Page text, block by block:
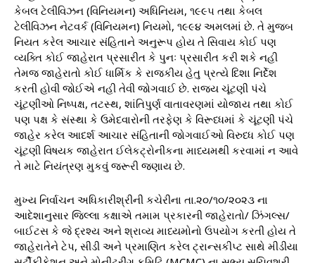
કેબલ ટેલીવિઝન (વિનિયમન) અધિનિયમ, ૧૯૯૫ તથા કેબલ
ટેલીવિઝન નેટવર્ક (વિનિયમન) નિયમો, ૧૯૯૪ અમલમાં છે. તે મુજબ
નિયત કરેલ આચાર સંહિતાને અનુરૂપ હોય તે સિવાય કોઈ પણ
વ્યક્તિ કોઈ જાહેરાત પ્રસારીત કે પુનઃ પ્રસારીત કરી શકે નહી
તેમજ જાહેરાતો કોઈ ધાર્મિક કે રાજકીય હેતુ પ્રત્યે દિશા નિર્દેશ
કરતી હોવી જોઈએ નહી તેવી જોગવાઈ છે. રાજય ચૂંટણી પંચે
ચૂંટણીઓ નિષ્પક્ષ, તટસ્થ, શાંતિપુર્ણ વાતાવરણમાં યોજાય તથા કોઈ
પણ પક્ષ કે સંસ્થા કે ઉમેદવારોની તરફેણ કે વિરૂધ્ધમાં કે ચૂંટણી પંચે
જાહેર કરેલ આદર્શ આચાર સંહિતાની જોગવાઈઓ વિરુધ્ધ કોઈ પણ
ચૂંટણી વિષયક જાહેરાત ઈલેકટ્રોનીકના માધ્યમથી કરવામાં ન આવે
તે માટે નિયંત્રણ મુકવું જરૂરી જણાય છે.
મુખ્ય નિર્વાચન અધિકારીશ્રીની કચેરીના તા.૨૦/૧૦/૨૦૨૩ ના
આદેશાનુસાર જિલ્લા કક્ષાએ તમામ પ્રકારની જાહેરાતો/ ઝિંગલ્સ/
બાઈટસ કે જે દ્રશ્ય અને શ્રાવ્ય માધ્યમોનો ઉપયોગ કરતી હોય તે
જાહેરાતેને ટેપ, સીડી અને પ્રમાણિત કરેલ ટ્રાન્સકીપ્ટ સાથે મીડીયા